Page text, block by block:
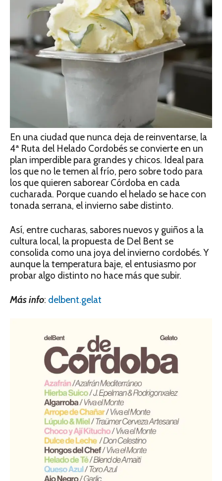
En una ciudad que nunca deja de reinventarse, la
4ª Ruta del Helado Cordobés se convierte en un
plan imperdible para grandes y chicos. Ideal para
los que no le temen al frío, pero sobre todo para
los que quieren saborear Córdoba en cada
cucharada. Porque cuando el helado se hace con
tonada serrana, el invierno sabe distinto.
Así, entre cucharas, sabores nuevos y guiños a la
cultura local, la propuesta de Del Bent se
consolida como una joya del invierno cordobés. Y
aunque la temperatura baje, el entusiasmo por
probar algo distinto no hace más que subir.
Más info: delbent.gelat